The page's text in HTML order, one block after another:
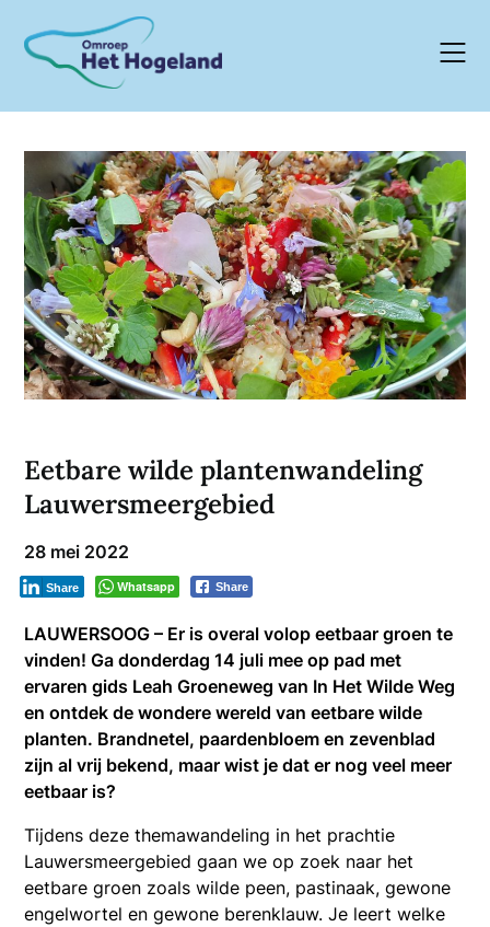
content
Eetbare wilde plantenwandeling
Lauwersmeergebied
28 mei 2022
Whatsapp Share
Share
LAUWERSOOG – Er is overal volop eetbaar groen te
vinden! Ga donderdag 14 juli mee op pad met
ervaren gids Leah Groeneweg van In Het Wilde Weg
en ontdek de wondere wereld van eetbare wilde
planten. Brandnetel, paardenbloem en zevenblad
zijn al vrij bekend, maar wist je dat er nog veel meer
eetbaar is?
Tijdens deze themawandeling in het prachtie
Lauwersmeergebied gaan we op zoek naar het
eetbare groen zoals wilde peen, pastinaak, gewone
engelwortel en gewone berenklauw. Je leert welke